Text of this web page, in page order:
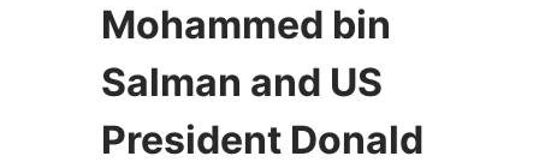
Mohammed bin
Salman and US
President Donald